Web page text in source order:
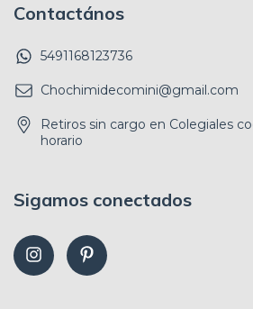
Contactános
5491168123736
Chochimidecomini@gmail.com
Retiros sin cargo en Colegiales
horario
Sigamos conectados